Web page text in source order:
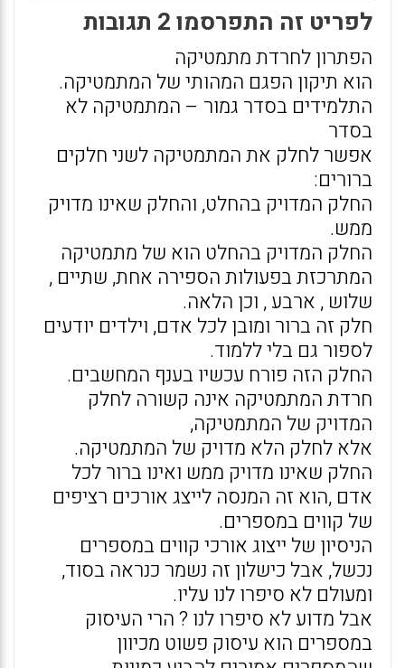
לפריט זה התפרסמו 2 תגובות
הפתרון לחרדת מתמטיקה
הוא תיקון הפגם המהותי של המתמטיקה.
התלמידים בסדר גמור – המתמטיקה לא
בסדר
אפשר לחלק את המתמטיקה לשני חלקים
ברורים:
החלק המדויק בהחלט, והחלק שאינו מדויק
ממש.
החלק המדויק בהחלט הוא של מתמטיקה
המתרכזת בפעולות הספירה אחת, שתיים ,
שלוש , ארבע , וכן הלאה.
חלק זה ברור ומובן לכל אדם, וילדים יודעים
לספור גם בלי ללמוד.
החלק הזה פורח עכשיו בענף המחשבים.
חרדת המתמטיקה אינה קשורה לחלק
המדויק של המתמטיקה,
אלא לחלק הלא מדויק של המתמטיקה.
החלק שאינו מדויק ממש ואינו ברור לכל
אדם ,הוא זה המנסה לייצג אורכים רציפים
של קווים במספרים.
הניסיון של ייצוג אורכי קווים במספרים
נכשל, אבל כישלון זה נשמר כנראה בסוד,
ומעולם לא סיפרו לנו עליו.
אבל מדוע לא סיפרו לנו ? הרי העיסוק
במספרים הוא עיסוק פשוט מכיוון